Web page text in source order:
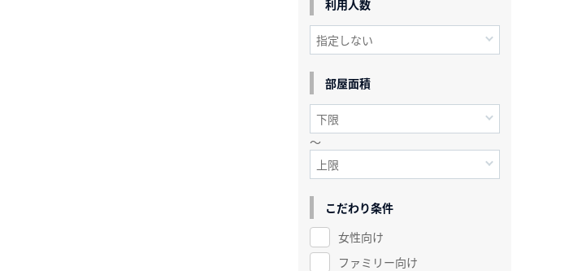
利用人数
部屋面積
～
こだわり条件
女性向け
ファミリー向け